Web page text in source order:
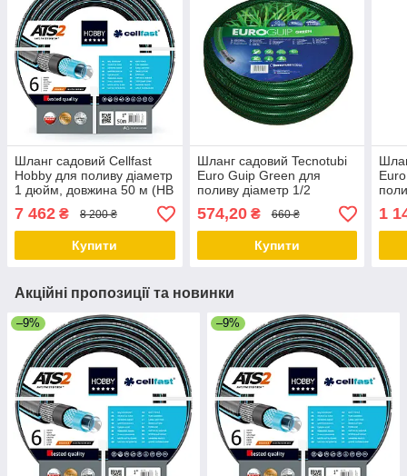
Шланг садовий Cellfast
Hobby для поливу діаметр
1 дюйм, довжина 50 м (HB
1D 50)
7 462 ₴ 8 200 ₴
Купити
Шланг садовий Tecnotubi
Euro Guip Green для
поливу діаметр 1/2
дюйма, довжина 25 м
(EGG 1/2 25)
574,20₴ 660 ₴
Купити
1
Акційні пропозиції та новинки
–9% –9%